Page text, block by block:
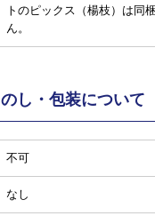
トのピックス（楊枝）は同
ん。
のし・包装について
不可
なし